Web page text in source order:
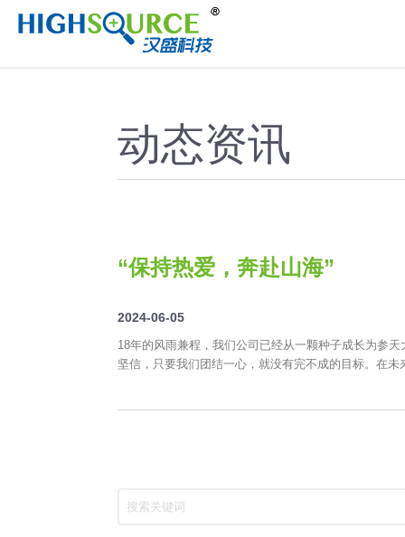
动态资讯
“保持热爱，奔赴山海”
2024-06-05
18年的风雨兼程，我们公司已经从一颗种子成长为参
坚信，只要我们团结一心，就没有完不成的目标。在